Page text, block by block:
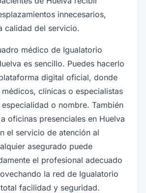
innecesarios,
calidad del servicio.
médico de Igualatorio
es sencillo. Puedes hacerlo
digital oficial, donde
clínicas o especialistas
o nombre. También
oficinas presenciales en Huelva
el servicio de atención al
asegurado puede
el profesional adecuado
la red de Igualatorio
facilidad y seguridad.